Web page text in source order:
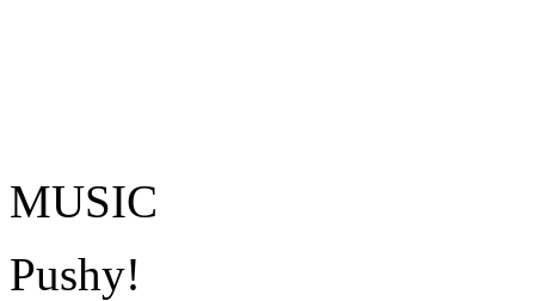
MUSIC
Pushy!